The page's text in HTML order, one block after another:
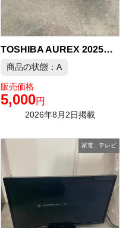
TOSHIBA AUREX 2025年製ライト付きホームラジオ 中古品販売
商品の状態：A
販売価格
5,000円
2026年8月2日掲載
家電 テレビ